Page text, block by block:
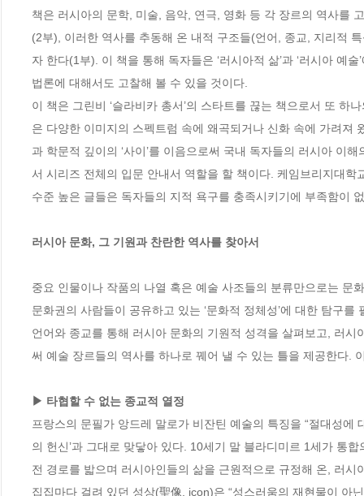
책은 러시아의 문학, 미술, 음악, 연극, 영화 등 각 장르의 역사를
(2부), 이러한 역사를 추동해 온 내적 구조들(언어, 종교, 지리적
자 한다(1부). 이 책을 통해 독자들은 ‘러시아적 삶’과 ‘러시아 예
법론에 대해서도 고찰해 볼 수 있을 것이다.
이 책은 그린비 ‘슬라비카 총서’의 스타트를 끊는 책으로서 또
은 다양한 이미지의 스펙트럼 속에 왜곡되거나 신화 속에 가려져
과 학문적 깊이의 ‘사이’를 이음으로써 국내 독자들의 러시아 이
서 시리즈 전체의 입문 안내서 역할을 할 책이다. 케임브리지대
수준 높은 글들은 독자들의 지적 욕구를 충족시키기에 부족함이
러시아 문화, 그 기원과 찬란한 역사를 찾아서
중요 인물이나 작품의 나열 혹은 예술 사조들의 분류만으로는 문
문화권의 사람들이 공유하고 있는 ‘문화적 정체성’에 대한 탐구
언어와 종교를 통해 러시아 문화의 기원적 성격을 살펴보고, 러
써 예술 장르들의 역사를 하나로 꿰어 낼 수 있는 틀을 제공한다.
▶ 타협할 수 없는 종교적 열정
프랑스의 문필가 앙드레 말로가 비잔틴 예술의 특징을 “절대성에
의 헌신’과 그대로 맞닿아 있다. 10세기 말 블라디미르 1세가 통
전 경로를 밟으며 러시아인들의 삶을 근원적으로 규정해 온, 러
집집마다 걸려 있던 성상(聖像, icon)은 “성스러움의 재현물이 아